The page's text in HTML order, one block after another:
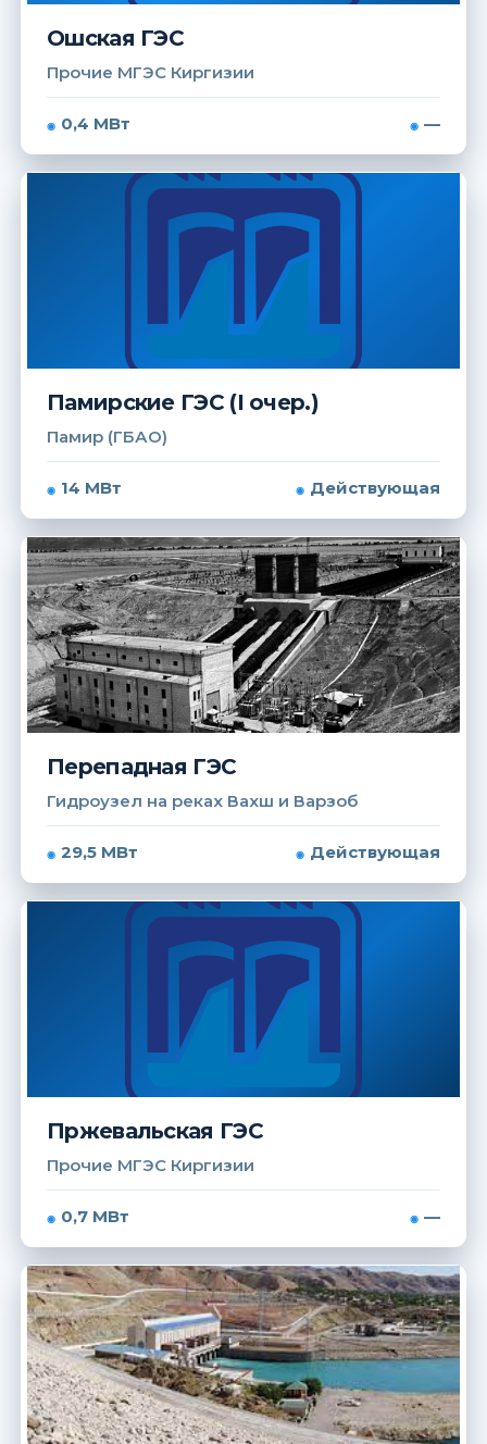
Ошская ГЭС
Прочие МГЭС Киргизии
0,4 МВт —
Памирские ГЭС (I очер.)
Памир (ГБАО)
14 МВт Действующая
Перепадная ГЭС
Гидроузел на реках Вахш и Варзоб
29,5 МВт Действующая
Пржевальская ГЭС
Прочие МГЭС Киргизии
0,7 МВт —